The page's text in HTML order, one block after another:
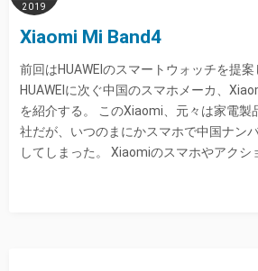
2019
Xiaomi Mi Band4
前回はHUAWEIのスマートウォッチを提
HUAWEIに次ぐ中国のスマホメーカ、
を紹介する。 このXiaomi、元々は家電製
社だが、いつのまにかスマホで中国ナン
してしまった。 Xiaomiのスマホやアクシ